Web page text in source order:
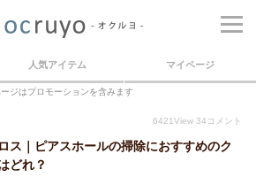
人気アイテム マイページ
ジはプロモーションを含みます
6421View 34 コメント
ス｜ピアスホールの掃除におすすめのク
どれ？